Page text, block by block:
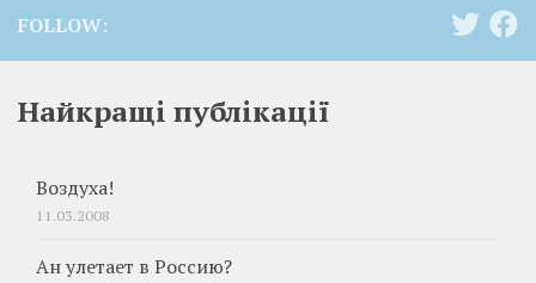
FOLLOW:
Найкращі публікації
Воздуха!
11.03.2008
Ан улетает в Россию?